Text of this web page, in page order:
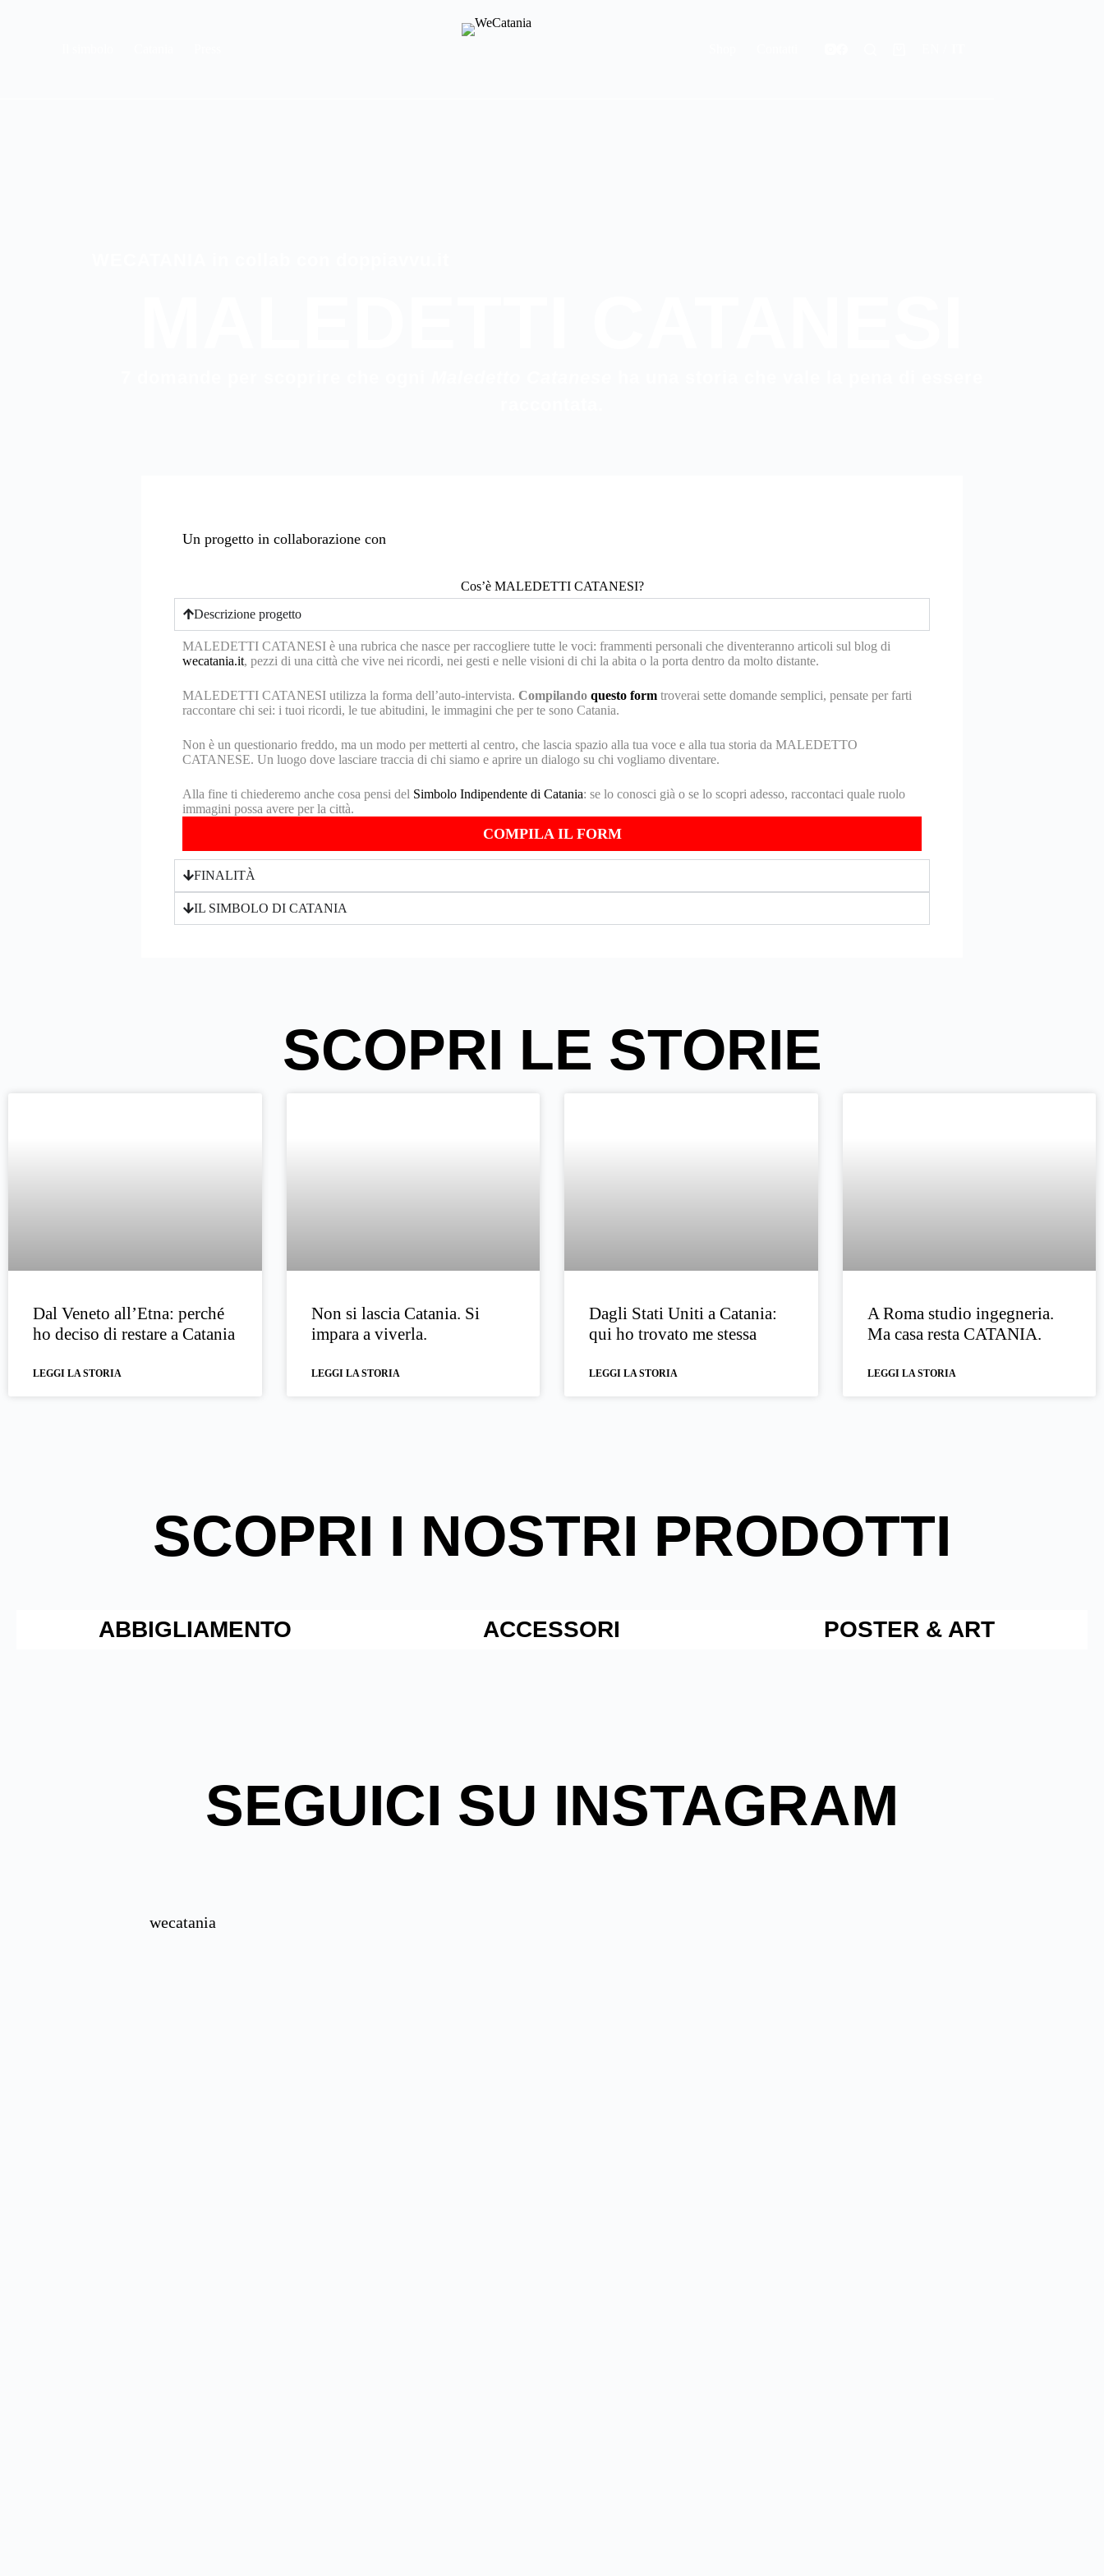
Un progetto in collaborazione con
Cos’è MALEDETTI CATANESI?
Descrizione progetto
MALEDETTI CATANESI è una rubrica che nasce per raccogliere tutte le voci: frammenti personali che diventeranno articoli sul blog di
wecatania.it, pezzi di una città che vive nei ricordi, nei gesti e nelle visioni di chi la abita o la porta dentro da molto distante.
MALEDETTI CATANESI utilizza la forma dell’auto-intervista. Compilando questo form troverai sette domande semplici, pensate per farti
raccontare chi sei: i tuoi ricordi, le tue abitudini, le immagini che per te sono Catania.
Non è un questionario freddo, ma un modo per metterti al centro, che lascia spazio alla tua voce e alla tua storia da MALEDETTO
CATANESE. Un luogo dove lasciare traccia di chi siamo e aprire un dialogo su chi vogliamo diventare.
Alla fine ti chiederemo anche cosa pensi del Simbolo Indipendente di Catania: se lo conosci già o se lo scopri adesso, raccontaci quale ruolo
immagini possa avere per la città.
COMPILA IL FORM
FINALITÀ
IL SIMBOLO DI CATANIA
SCOPRI LE STORIE
Dal Veneto all’Etna: perché
ho deciso di restare a Catania
LEGGI LA STORIA
Non si lascia Catania. Si
impara a viverla.
LEGGI LA STORIA
Dagli Stati Uniti a Catania:
qui ho trovato me stessa
LEGGI LA STORIA
A Roma studio ingegneria.
Ma casa resta CATANIA.
LEGGI LA STORIA
SCOPRI I NOSTRI PRODOTTI
ABBIGLIAMENTO ACCESSORI POSTER & ART
SEGUICI SU INSTAGRAM
wecatania